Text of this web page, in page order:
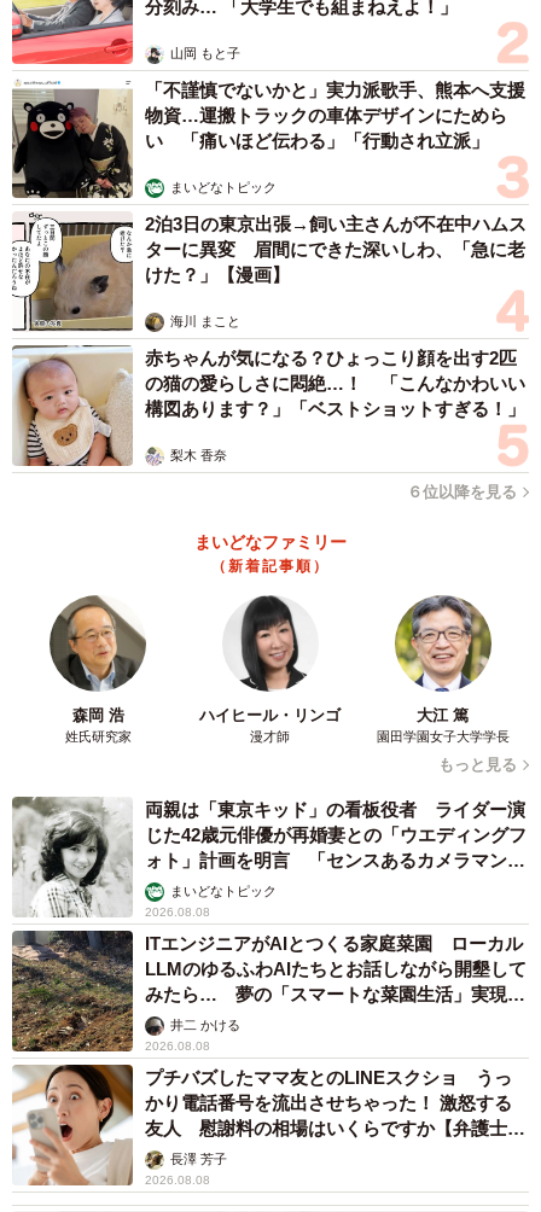
分刻み… 「大学生でも組まねえよ！」
山岡 もと子
「不謹慎でないかと」実力派歌手、熊本へ支援
物資…運搬トラックの車体デザインにためら
い 「痛いほど伝わる」「行動され立派」
まいどなトピック
2泊3日の東京出張→飼い主さんが不在中ハムス
ターに異変 眉間にできた深いしわ、「急に老
けた？」【漫画】
海川 まこと
赤ちゃんが気になる？ひょっこり顔を出す2匹
の猫の愛らしさに悶絶…！ 「こんなかわいい
構図あります？」「ベストショットすぎる！」
梨木 香奈
６位以降を見る
まいどなファミリー
（新着記事順）
森岡 浩
姓氏研究家
ハイヒール・リンゴ
漫才師
大江 篤
園田学園女子大学学長
もっと見る
両親は「東京キッド」の看板役者 ライダー演
じた42歳元俳優が再婚妻との「ウエディングフ
ォト」計画を明言 「センスあるカメラマン求
む」まいどなトピック
2026.08.08
ITエンジニアがAIとつくる家庭菜園 ローカル
LLMのゆるふわAIたちとお話しながら開墾して
みたら… 夢の「スマートな菜園生活」実現な
るか井二 かける
2026.08.08
プチバズしたママ友とのLINEスクショ うっ
かり電話番号を流出させちゃった！ 激怒する
友人 慰謝料の相場はいくらですか【弁護士が
解説】長澤 芳子
2026.08.08